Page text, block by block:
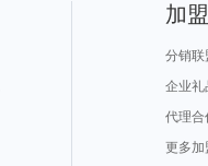
加
分销联
企业礼
代理合
更多加